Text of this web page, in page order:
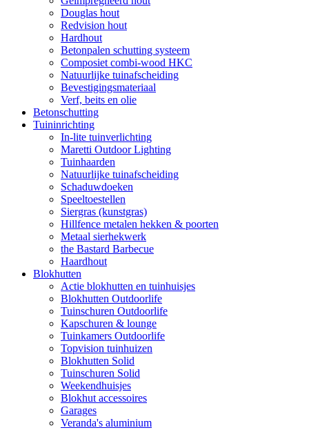
Douglas hout
Redvision hout
Hardhout
Betonpalen schutting systeem
Composiet combi-wood HKC
Natuurlijke tuinafscheiding
Bevestigingsmateriaal
Verf, beits en olie
Betonschutting
Tuininrichting
In-lite tuinverlichting
Maretti Outdoor Lighting
Tuinhaarden
Natuurlijke tuinafscheiding
Schaduwdoeken
Speeltoestellen
Siergras (kunstgras)
Hillfence metalen hekken & poorten
Metaal sierhekwerk
the Bastard Barbecue
Haardhout
Blokhutten
Actie blokhutten en tuinhuisjes
Blokhutten Outdoorlife
Tuinschuren Outdoorlife
Kapschuren & lounge
Tuinkamers Outdoorlife
Topvision tuinhuizen
Blokhutten Solid
Tuinschuren Solid
Weekendhuisjes
Blokhut accessoires
Garages
Veranda's aluminium